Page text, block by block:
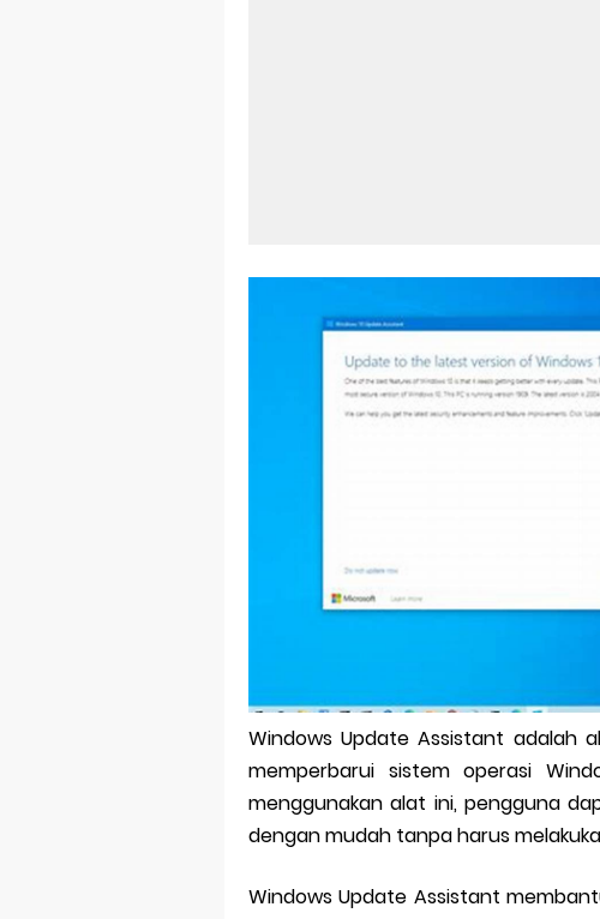
Aplikasi Laptop
Power Window
Foto Grup Wa: Cara
Bitcoin Miner
Aplikasi Togel
Siap Video Call,
Windows Update Assistant adalah
memperbarui sistem operasi
menggunakan alat ini, pengguna
dengan mudah tanpa harus
Windows Update Assistant